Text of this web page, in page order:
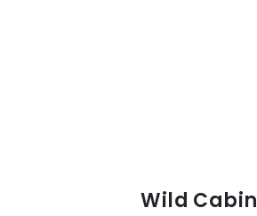
Wild Cabin